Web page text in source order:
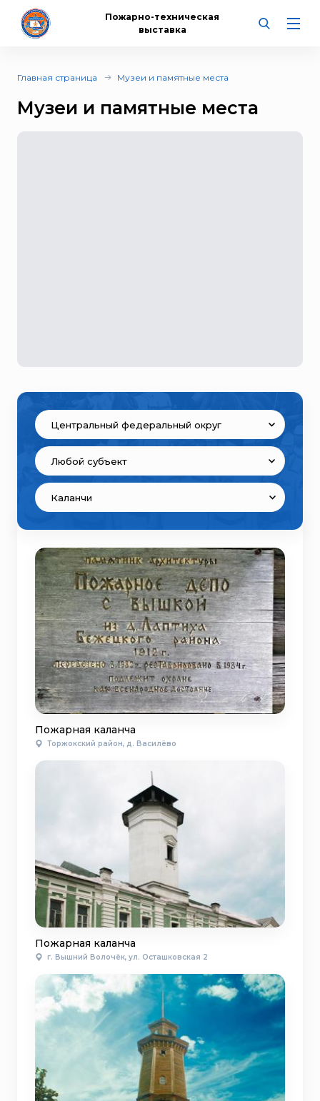
Пожарно-техническая
выставка
Главная страница Музеи и памятные места
Музеи и памятные места
Центральный федеральный округ
Любой субъект
Каланчи
Пожарная каланча
Торжокский район, д. Василёво
Пожарная каланча
г. Вышний Волочёк, ул. Осташковская 2